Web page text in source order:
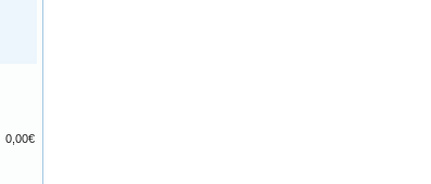
0,00€